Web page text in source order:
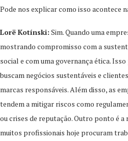
Pode nos explicar como isso acontece
Lorë Kotínski: Sim. Quando uma
mostrando compromisso com a
social e com uma governança ética.
buscam negócios sustentáveis e
marcas responsáveis. Além disso, as
tendem a mitigar riscos como
ou crises de reputação. Outro ponto é
muitos profissionais hoje procuram